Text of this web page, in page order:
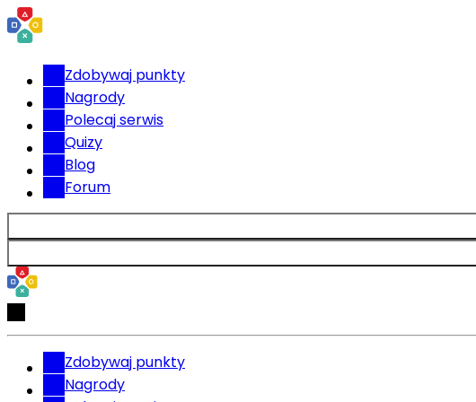
Zdobywaj punkty
Nagrody
Polecaj serwis
Quizy
Blog
Forum
Zdobywaj punkty
Nagrody